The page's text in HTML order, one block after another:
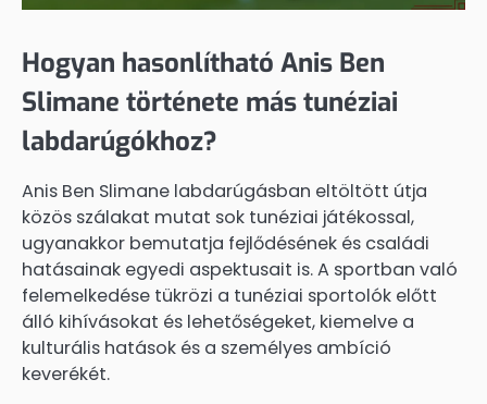
Hogyan hasonlítható Anis Ben
Slimane története más tunéziai
labdarúgókhoz?
Anis Ben Slimane labdarúgásban eltöltött útja
közös szálakat mutat sok tunéziai játékossal,
ugyanakkor bemutatja fejlődésének és családi
hatásainak egyedi aspektusait is. A sportban való
felemelkedése tükrözi a tunéziai sportolók előtt
álló kihívásokat és lehetőségeket, kiemelve a
kulturális hatások és a személyes ambíció
keverékét.